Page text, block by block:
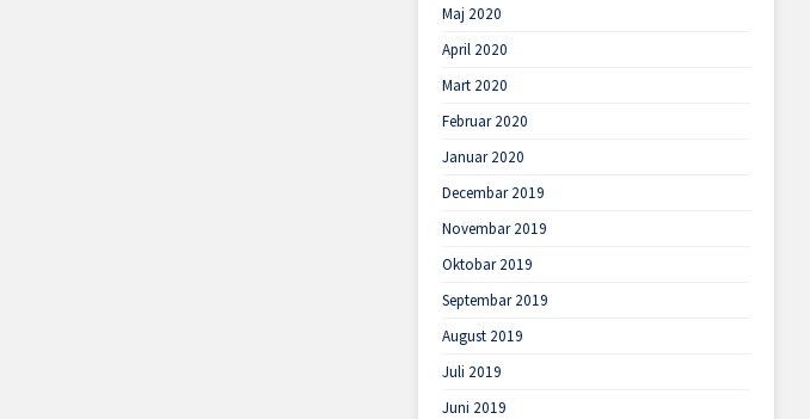
Maj 2020
April 2020
Mart 2020
Februar 2020
Januar 2020
Decembar 2019
Novembar 2019
Oktobar 2019
Septembar 2019
August 2019
Juli 2019
Juni 2019